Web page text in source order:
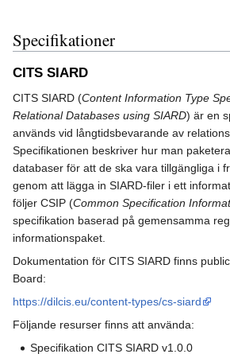
Specifikationer
CITS SIARD
CITS SIARD (Content Information Type
Relational Databases using SIARD) är en
används vid långtidsbevarande av
Specifikationen beskriver hur man
databaser för att de ska vara tillgängliga i
genom att lägga in SIARD-filer i ett
följer CSIP (Common Specification
specifikation baserad på gemensamma
informationspaket.
Dokumentation för CITS SIARD finns
Board:
https://dilcis.eu/content-types/cs-siard
Följande resurser finns att använda:
Specifikation CITS SIARD v1.0.0